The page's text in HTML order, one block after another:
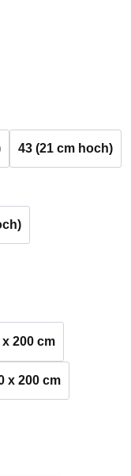
43 (21 cm hoch)
x 200 cm
x 200 cm